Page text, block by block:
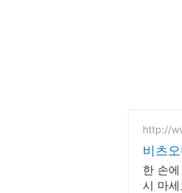
http://
비츠
한 손
시 마